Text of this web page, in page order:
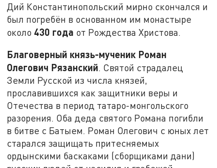
Дий Константинопольский мирно скончался и
был погребён в основанном им монастыре
около 430 года от Рождества Христова.
Благоверный князь-мученик Роман
Олегович Рязанский. Святой страдалец
Земли Русской из числа князей,
прославившихся как защитники веры и
Отечества в период татаро-монгольского
разорения. Оба деда святого Романа погибли
в битве с Батыем. Роман Олегович с юных лет
старался защищать притесняемых
ордынскими баскаками (сборщиками дани)